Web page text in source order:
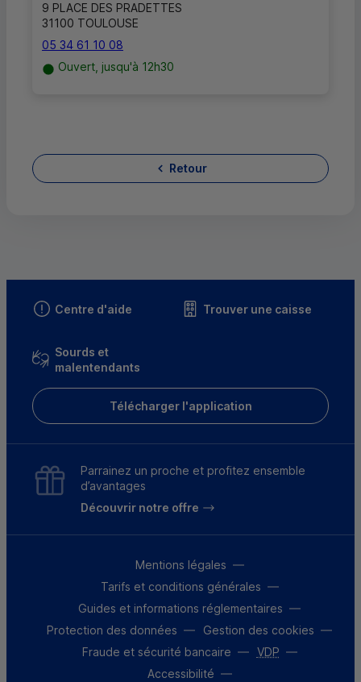
9 PLACE DES PRADETTES
31100 TOULOUSE
05 34 61 10 08
Ouvert, jusqu'à 12h30
Retour
Centre d'aide Trouver une caisse
Sourds et
malentendants
Télécharger l'application
Parrainez un proche et profitez ensemble
d’avantages
Découvrir notre offre
Mentions légales
Tarifs et conditions générales
Guides et informations réglementaires
Protection des données
Gestion des cookies
Fraude et sécurité bancaire
VDP
Accessibilité